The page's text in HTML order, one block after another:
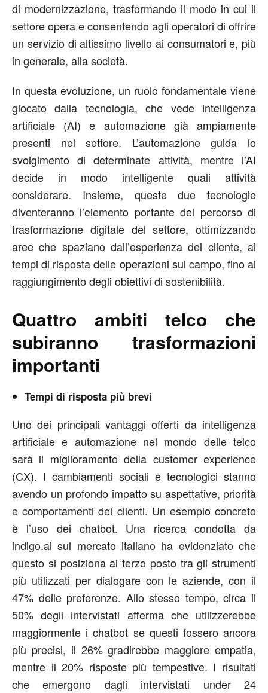
di modernizzazione, trasformando il modo in cui il
settore opera e consentendo agli operatori di offrire
un servizio di altissimo livello ai consumatori e, più
in generale, alla società.
In questa evoluzione, un ruolo fondamentale viene
giocato dalla tecnologia, che vede intelligenza
artificiale (AI) e automazione già ampiamente
presenti nel settore. L’automazione guida lo
svolgimento di determinate attività, mentre l’AI
decide in modo intelligente quali attività
considerare. Insieme, queste due tecnologie
diventeranno l’elemento portante del percorso di
trasformazione digitale del settore, ottimizzando
aree che spaziano dall’esperienza del cliente, ai
tempi di risposta delle operazioni sul campo, fino al
raggiungimento degli obiettivi di sostenibilità.
Quattro ambiti telco che
subiranno trasformazioni
importanti
Tempi di risposta più brevi
Uno dei principali vantaggi offerti da intelligenza
artificiale e automazione nel mondo delle telco
sarà il miglioramento della customer experience
(CX). I cambiamenti sociali e tecnologici stanno
avendo un profondo impatto su aspettative, priorità
e comportamenti dei clienti. Un esempio concreto
è l’uso dei chatbot. Una ricerca condotta da
indigo.ai sul mercato italiano ha evidenziato che
questo si posiziona al terzo posto tra gli strumenti
più utilizzati per dialogare con le aziende, con il
47% delle preferenze. Allo stesso tempo, circa il
50% degli intervistati afferma che utilizzerebbe
maggiormente i chatbot se questi fossero ancora
più precisi, il 26% gradirebbe maggiore empatia,
mentre il 20% risposte più tempestive. I risultati
che emergono dagli intervistati under 24